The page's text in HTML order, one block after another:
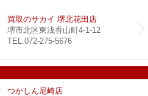
買取のサカイ 堺北花田店
堺市北区東浅香山町4-1-12
TEL.072-275-5676
つかしん尼崎店